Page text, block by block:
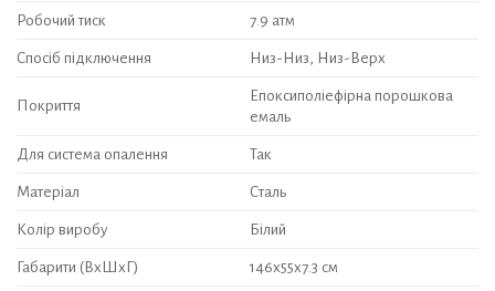
Робочий тиск 7.9 атм
Спосіб підключення Низ-Низ, Низ-Верх
Покриття
Епоксиполіефірна порошкова
емаль
Для система опалення Так
Матеріал Сталь
Колір виробу Білий
Габарити (ВхШхГ) 146х55х7.3 см